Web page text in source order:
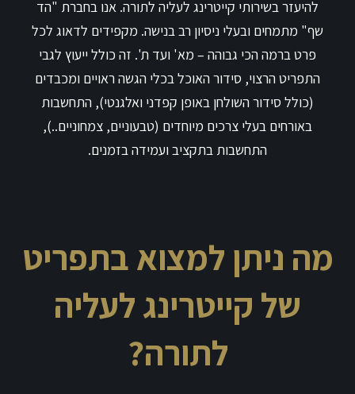
להיעזר בשירותי קייטרינג לעליה לתורה. אנו בחברת "הד
שף" מתמחים ובעלי ניסיון רב בנישה. מקפידים לדאוג לכל
פרט ברמה הכי גבוהה – מא' ועד ת'. זה כולל ייעוץ לגבי
התפריט הרצוי, סידור האוכל בכלי הגשה ראויים ומכבדים
(כולל סידור השולחן באופן קפדני ואלגנטי), התחשבות
באורחים בעלי צרכים מיוחדים (טבעוניים, צמחוניים..),
התחשבות בתקציב ועמידה בזמנים.
מה ניתן למצוא בתפריט
של קייטרינג לעליה
לתורה?